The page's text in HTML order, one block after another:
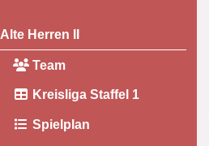
Alte Herren II
Team
Kreisliga Staffel 1
Spielplan